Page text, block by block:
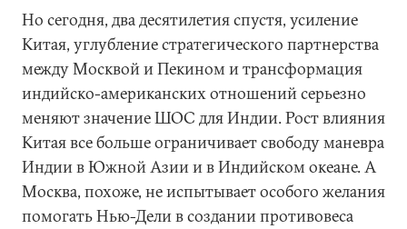
Но сегодня, два десятилетия спустя, усиление
Китая, углубление стратегического партнерства
между Москвой и Пекином и трансформация
индийско-американских отношений серьезно
меняют значение ШОС для Индии. Рост влияния
Китая все больше ограничивает свободу маневра
Индии в Южной Азии и в Индийском океане. А
Москва, похоже, не испытывает особого желания
помогать Нью-Дели в создании противовеса